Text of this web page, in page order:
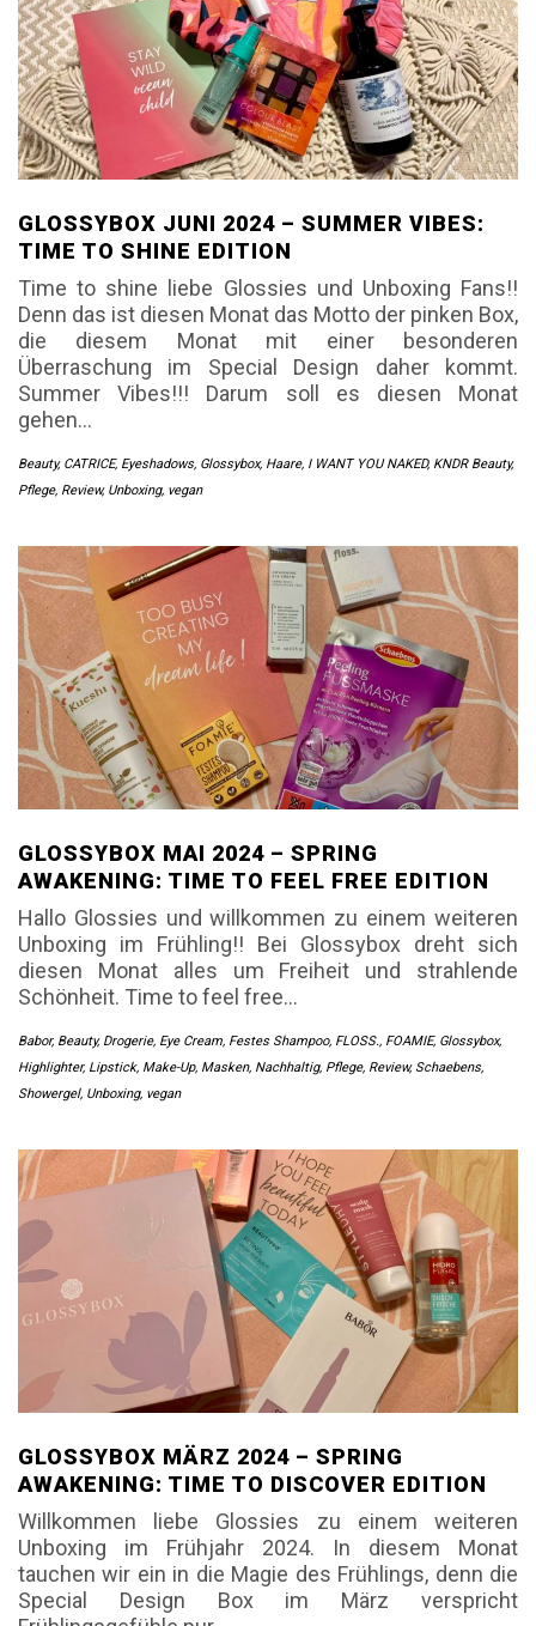
GLOSSYBOX JUNI 2024 – SUMMER VIBES:
TIME TO SHINE EDITION
Time to shine liebe Glossies und Unboxing Fans!!
Denn das ist diesen Monat das Motto der pinken Box,
die diesem Monat mit einer besonderen
Überraschung im Special Design daher kommt.
Summer Vibes!!! Darum soll es diesen Monat
gehen…
Beauty, CATRICE, Eyeshadows, Glossybox, Haare, I WANT YOU NAKED, KNDR Beauty,
Pflege, Review, Unboxing, vegan
GLOSSYBOX MAI 2024 – SPRING
AWAKENING: TIME TO FEEL FREE EDITION
Hallo Glossies und willkommen zu einem weiteren
Unboxing im Frühling!! Bei Glossybox dreht sich
diesen Monat alles um Freiheit und strahlende
Schönheit. Time to feel free…
Babor, Beauty, Drogerie, Eye Cream, Festes Shampoo, FLOSS. , FOAMIE, Glossybox,
Highlighter, Lipstick, Make-Up, Masken, Nachhaltig, Pflege, Review, Schaebens,
Showergel, Unboxing, vegan
GLOSSYBOX MÄRZ 2024 – SPRING
AWAKENING: TIME TO DISCOVER EDITION
Willkommen liebe Glossies zu einem weiteren
Unboxing im Frühjahr 2024. In diesem Monat
tauchen wir ein in die Magie des Frühlings, denn die
Special Design Box im März verspricht